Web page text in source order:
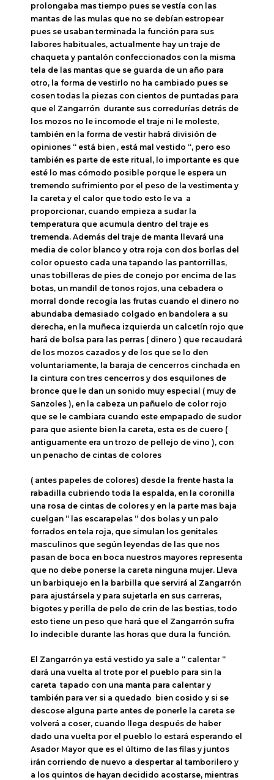
prolongaba mas tiempo pues se vestía con las
mantas de las mulas que no se debían estropear
pues se usaban terminada la función para sus
labores habituales, actualmente hay un traje de
chaqueta y pantalón confeccionados con la misma
tela de las mantas que se guarda de un año para
otro, la forma de vestirlo no ha cambiado pues se
cosen todas la piezas con cientos de puntadas para
que el Zangarrón durante sus corredurías detrás de
los mozos no le incomode el traje ni le moleste,
también en la forma de vestir habrá división de
opiniones “ está bien , está mal vestido “, pero eso
también es parte de este ritual, lo importante es que
esté lo mas cómodo posible porque le espera un
tremendo sufrimiento por el peso de la vestimenta y
la careta y el calor que todo esto le va a
proporcionar, cuando empieza a sudar la
temperatura que acumula dentro del traje es
tremenda. Además del traje de manta llevará una
media de color blanco y otra roja con dos borlas del
color opuesto cada una tapando las pantorrillas,
unas tobilleras de pies de conejo por encima de las
botas, un mandil de tonos rojos, una cebadera o
morral donde recogía las frutas cuando el dinero no
abundaba demasiado colgado en bandolera a su
derecha, en la muñeca izquierda un calcetín rojo que
hará de bolsa para las perras ( dinero ) que recaudará
de los mozos cazados y de los que se lo den
voluntariamente, la baraja de cencerros cinchada en
la cintura con tres cencerros y dos esquilones de
bronce que le dan un sonido muy especial ( muy de
Sanzoles ), en la cabeza un pañuelo de color rojo
que se le cambiara cuando este empapado de sudor
para que asiente bien la careta, esta es de cuero (
antiguamente era un trozo de pellejo de vino ), con
un penacho de cintas de colores
( antes papeles de colores) desde la frente hasta la
rabadilla cubriendo toda la espalda, en la coronilla
una rosa de cintas de colores y en la parte mas baja
cuelgan “ las escarapelas “ dos bolas y un palo
forrados en tela roja, que simulan los genitales
masculinos que según leyendas de las que nos
pasan de boca en boca nuestros mayores representa
que no debe ponerse la careta ninguna mujer. Lleva
un barbiquejo en la barbilla que servirá al Zangarrón
para ajustársela y para sujetarla en sus carreras,
bigotes y perilla de pelo de crin de las bestias, todo
esto tiene un peso que hará que el Zangarrón sufra
lo indecible durante las horas que dura la función.
El Zangarrón ya está vestido ya sale a “ calentar “
dará una vuelta al trote por el pueblo para sin la
careta tapado con una manta para calentar y
también para ver si a quedado bien cosido y si se
descose alguna parte antes de ponerle la careta se
volverá a coser, cuando llega después de haber
dado una vuelta por el pueblo lo estará esperando el
Asador Mayor que es el último de las filas y juntos
irán corriendo de nuevo a despertar al tamborilero y
a los quintos de hayan decidido acostarse, mientras